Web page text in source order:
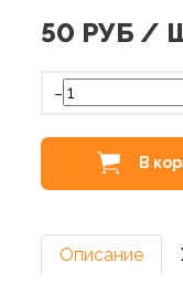
50 РУБ /
-
В
Описание